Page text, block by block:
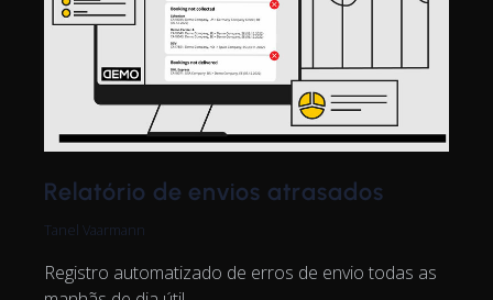
Relatório de envios atrasados
Tanel Vaarmann
Registro automatizado de erros de envio todas as